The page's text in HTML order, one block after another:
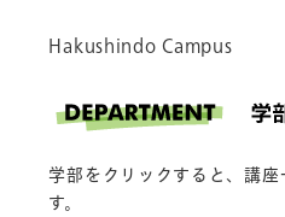
2018.04.18
を公開しました。
ートを公開しました
Hakushindo Campus
学部をクリックすると、講
す。